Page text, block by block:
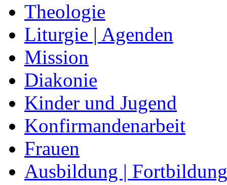
Theologie
Liturgie | Agenden
Mission
Diakonie
Kinder und Jugend
Konfirmandenarbeit
Frauen
Ausbildung | Fortbildung